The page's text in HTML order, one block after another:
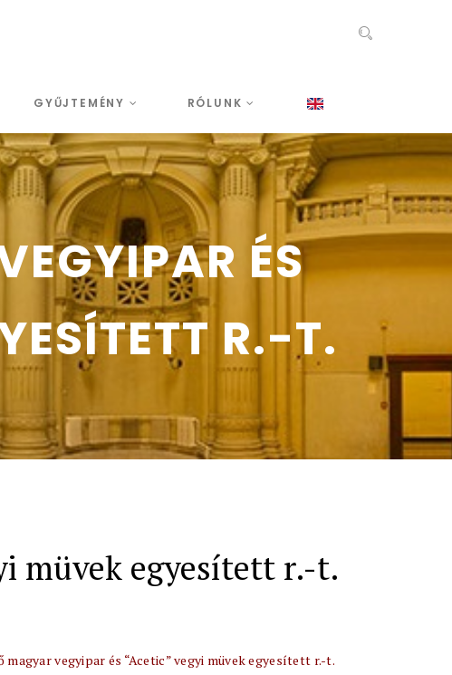
GYŰJTEMÉNY RÓLUNK
ÉS
R.-T.
müvek egyesített r.-t.
magyar vegyipar és “Acetic” vegyi müvek egyesített r.-t.